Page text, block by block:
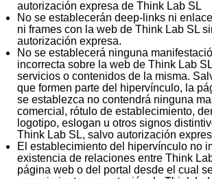
autorización expresa de Think Lab SL
No se establecerán deep-links ni
ni frames con la web de Think Lab SL
autorización expresa.
No se establecerá ninguna
incorrecta sobre la web de Think Lab
servicios o contenidos de la misma.
que formen parte del hipervínculo, la
se establezca no contendrá ninguna
comercial, rótulo de establecimiento,
logotipo, eslogan u otros signos
Think Lab SL, salvo autorización
El establecimiento del hipervínculo no
existencia de relaciones entre Think
página web o del portal desde el cual